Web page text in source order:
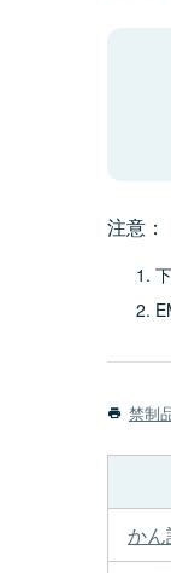
注意：
禁制
かん